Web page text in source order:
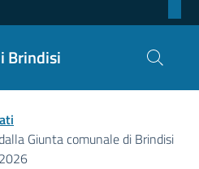
Brindisi
Giunta comunale di Brindisi